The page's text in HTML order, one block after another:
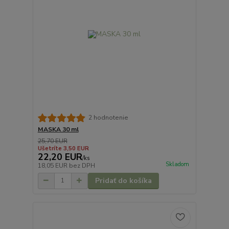
2 hodnotenie
MASKA 30 ml
25,70 EUR
Ušetríte 3,50 EUR
22,20 EUR/ks
18,05 EUR bez DPH Skladom
Pridať do košíka